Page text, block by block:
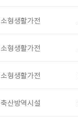
소형생활가전
소형생활가전
소형생활가전
축산방역시설